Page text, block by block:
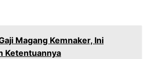
Magang Kemnaker, Ini
Ketentuannya